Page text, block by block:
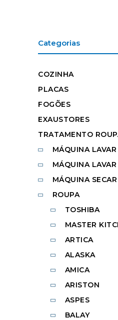
Categorias
COZINHA
PLACAS
FOGÕES
EXAUSTORES
TRATAMENTO
MÁQUINA
MÁQUINA
MÁQUINA
ROUPA
TOSHIBA
MASTER
ARTICA
ALASKA
AMICA
ARISTON
ASPES
BALAY